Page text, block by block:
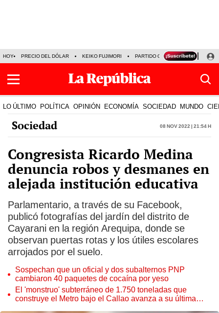
HOY PRECIO DEL DÓLAR KEIKO FUJIMORI PARTIDO OBRAS ARMONÍA 10
LO ÚLTIMO POLÍTICA OPINIÓN ECONOMÍA SOCIEDAD MUNDO
Sociedad 08 Nov 2022 | 21:54 h
Congresista Ricardo Medina
denuncia robos y desmanes en
alejada institución educativa
Parlamentario, a través de su Facebook,
publicó fotografías del jardín del distrito de
Cayarani en la región Arequipa, donde se
observan puertas rotas y los útiles escolares
arrojados por el suelo.
Sospechan que un oficial y dos subalternos PNP
cambiaron 40 paquetes de cocaína por yeso
El 'monstruo' subterráneo de 1.750 toneladas que
construye el Metro bajo el Callao avanza a su última